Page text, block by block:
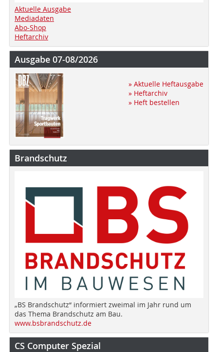
Aktuelle Ausgabe
Mediadaten
Abo-Shop
Heftarchiv
Ausgabe 07-08/2026
» Aktuelle Heftausgabe
» Heftarchiv
» Heft bestellen
Brandschutz
„BS Brandschutz“ informiert zweimal im Jahr rund um
das Thema Brandschutz am Bau.
www.bsbrandschutz.de
CS Computer Spezial